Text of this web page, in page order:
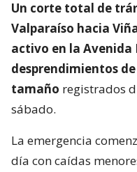
Un corte total de
Valparaíso hacia
activo en la Avenida
desprendimientos
tamaño registrados
sábado.
La emergencia
día con caídas